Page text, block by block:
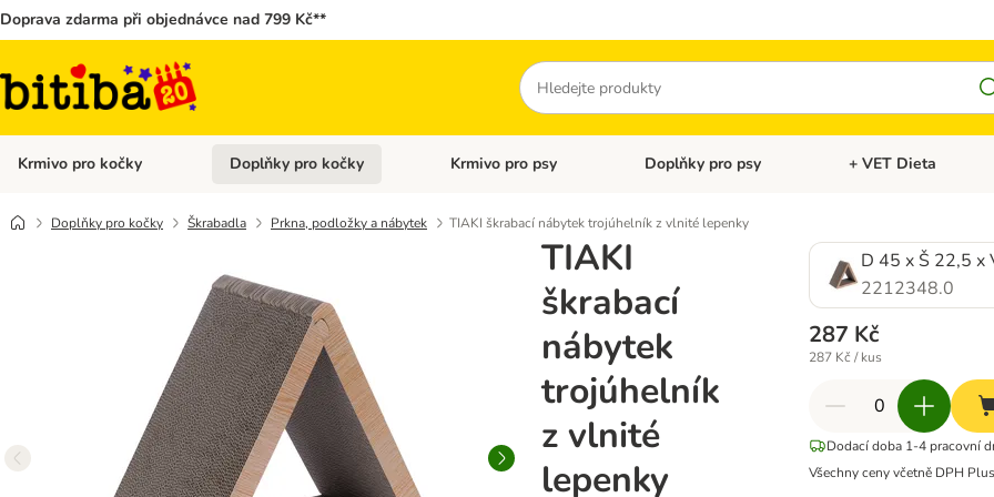
Doprava zdarma při objednávce nad 799 Kč**
Hledat
Krmivo pro kočky Otevřít menu: Krmivo pro kočky
Doplňky pro kočky Otevřít menu: Doplňky pro kočky
Krmivo pro psy Otevřít menu: Krmivo pro psy
Doplňky pro psy Otevřít menu: Doplňky
+ VET Dieta
Doplňky pro kočky Škrabadla Prkna, podložky a nábytek TIAKI škrabací nábytek trojúhelník z vlnité lepenky
TIAKI
škrabací
nábytek
trojúhelník
z vlnité
lepenky
D 45 x Š 22,5 x
2212348.0
287 Kč
287 Kč / kus
Dodací doba 1-4 pracovní
Všechny ceny včetně DPH Plus